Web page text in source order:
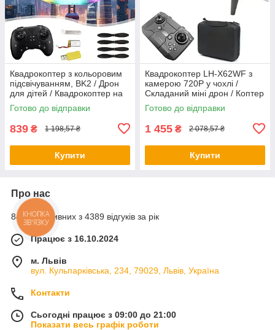
Квадрокоптер з кольоровим
підсвічуванням, BK2 / Дрон
для дітей / Квадрокоптер на
пульті керування / Коптер для
дітей
Готово до відправки
839 ₴ 1 198,57 ₴
Купити
Квадрокоптер LH-X62WF з
камерою 720P у чохлі /
Складаний міні дрон / Коптер
з пультом
Готово до відправки
1 455 ₴ 2 078,57 ₴
Купити
Про нас
84% позитивних з 4389 відгуків за рік
Працює з 16.10.2024
м. Львів
вул. Кульпарківська, 234, 79029, Львів, Україна
Контакти
Сьогодні працює з 09:00 до 21:00
Показати весь графік роботи
КНОПКА
ЗВ'ЯЗКУ